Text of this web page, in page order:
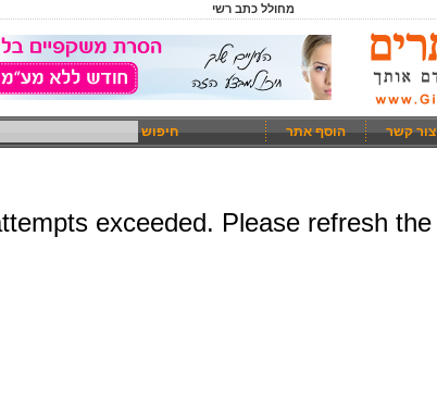
מחולל כתב רשי
צור קשר הוסף אתר חיפוש